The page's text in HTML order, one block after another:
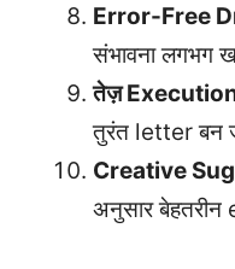
Error-Free
संभावना लगभग
तेज़
तुरंत letter बन
Creative
अनुसार